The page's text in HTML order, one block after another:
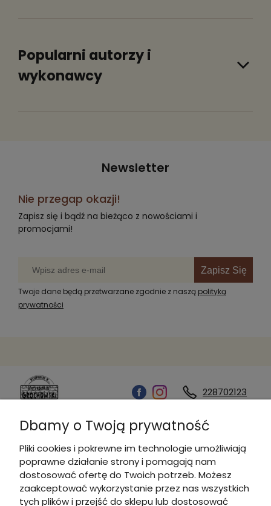
Popularni autorzy i
wykonawcy
Newsletter
Nie przegap okazji!
Zapisz się i bądź na bieżąco z nowościami i
promocjami!
Zapisz Się
Twoje dane będą przetwarzane zgodnie z naszą polityką
prywatności
228702123
Kontakt
Informacje
Dbamy o Twoją prywatność
Pliki cookies i pokrewne im technologie umożliwiają
poprawne działanie strony i pomagają nam
dostosować ofertę do Twoich potrzeb. Możesz
zaakceptować wykorzystanie przez nas wszystkich
tych plików i przejść do sklepu lub dostosować